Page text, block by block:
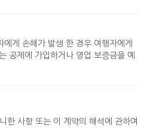
게 손해가 발생 한 경우 여행자에게
공제에 가입하거나 영업 보증금을 예
한 사항 또는 이 계약의 해석에 관하여